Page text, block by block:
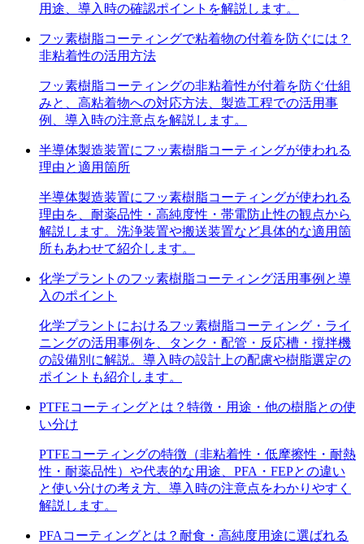
用途、導入時の確認ポイントを解説します。
フッ素樹脂コーティングで粘着物の付着を防ぐには？
非粘着性の活用方法
フッ素樹脂コーティングの非粘着性が付着を防ぐ仕組
みと、高粘着物への対応方法、製造工程での活用事
例、導入時の注意点を解説します。
半導体製造装置にフッ素樹脂コーティングが使われる
理由と適用箇所
半導体製造装置にフッ素樹脂コーティングが使われる
理由を、耐薬品性・高純度性・帯電防止性の観点から
解説します。洗浄装置や搬送装置など具体的な適用箇
所もあわせて紹介します。
化学プラントのフッ素樹脂コーティング活用事例と導
入のポイント
化学プラントにおけるフッ素樹脂コーティング・ライ
ニングの活用事例を、タンク・配管・反応槽・撹拌機
の設備別に解説。導入時の設計上の配慮や樹脂選定の
ポイントも紹介します。
PTFEコーティングとは？特徴・用途・他の樹脂との使
い分け
PTFEコーティングの特徴（非粘着性・低摩擦性・耐熱
性・耐薬品性）や代表的な用途、PFA・FEPとの違い
と使い分けの考え方、導入時の注意点をわかりやすく
解説します。
PFAコーティングとは？耐食・高純度用途に選ばれる